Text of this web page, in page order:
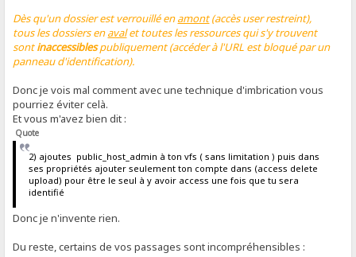
Dès qu'un dossier est verrouillé enamont(accès user restreint),
tous les dossiers enavalet toutes les ressources qui s'y trouvent
sontinaccessiblespubliquement (accéder à l'URL est bloqué par un
panneau d'identification).
Donc je vois mal comment avec une technique d'imbrication vous
pourriez éviter celà.
Et vous m'avez bien dit :
Quote
2) ajoutes public_host_admin à ton vfs ( sans limitation ) puis dans
ses propriétés ajouter seulement ton compte dans (access delete
upload) pour être le seul à y avoir access une fois que tu sera
identifié
Donc je n'invente rien.
Du reste, certains de vos passages sont incompréhensibles :